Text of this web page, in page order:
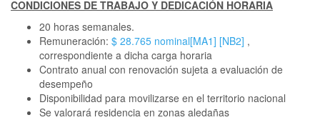
CONDICIONES DE TRABAJO Y DEDICACIÓN HORARIA
20 horas semanales.
Remuneración: $ 28.765 nominal[MA1] [NB2] ,
correspondiente a dicha carga horaria
Contrato anual con renovación sujeta a evaluación de
desempeño
Disponibilidad para movilizarse en el territorio nacional
Se valorará residencia en zonas aledañas